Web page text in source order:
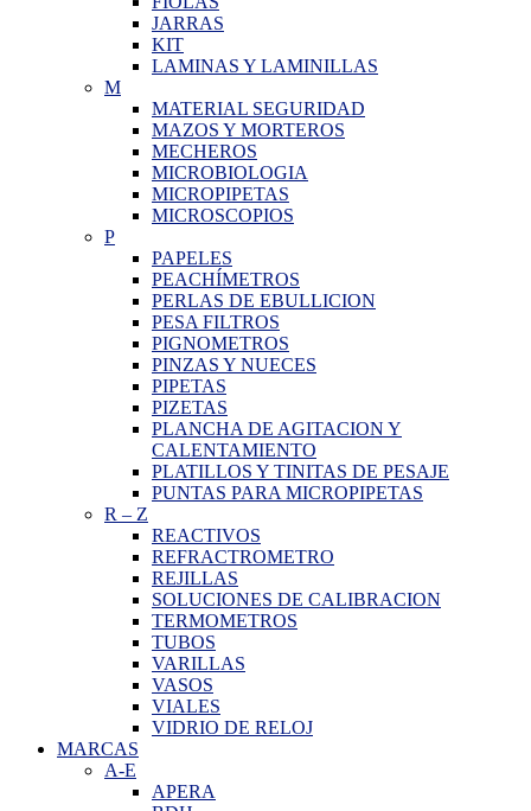
JARRAS
KIT
LAMINAS Y LAMINILLAS
M
MATERIAL SEGURIDAD
MAZOS Y MORTEROS
MECHEROS
MICROBIOLOGIA
MICROPIPETAS
MICROSCOPIOS
P
PAPELES
PEACHÍMETROS
PERLAS DE EBULLICION
PESA FILTROS
PIGNOMETROS
PINZAS Y NUECES
PIPETAS
PIZETAS
PLANCHA DE AGITACION Y
CALENTAMIENTO
PLATILLOS Y TINITAS DE PESAJE
PUNTAS PARA MICROPIPETAS
R – Z
REACTIVOS
REFRACTROMETRO
REJILLAS
SOLUCIONES DE CALIBRACION
TERMOMETROS
TUBOS
VARILLAS
VASOS
VIALES
VIDRIO DE RELOJ
MARCAS
A-E
APERA